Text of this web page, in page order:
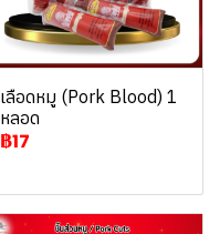
เลือดหมู (Pork Blood) 1
หลอด
฿17